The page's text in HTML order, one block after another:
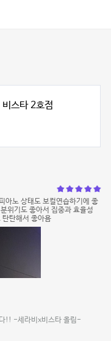
스타 2호점
아노 상태도 보컬연습하기에 좋
위기도 좋아서 집중과 효율성
탄탄해서 좋아욤
!! -세라비x비스타 올림-